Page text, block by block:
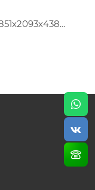
в
вам создать